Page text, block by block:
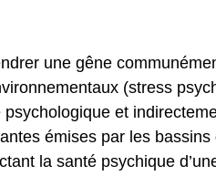
une gêne
(stress
et
émises par les bassins
la santé psychique